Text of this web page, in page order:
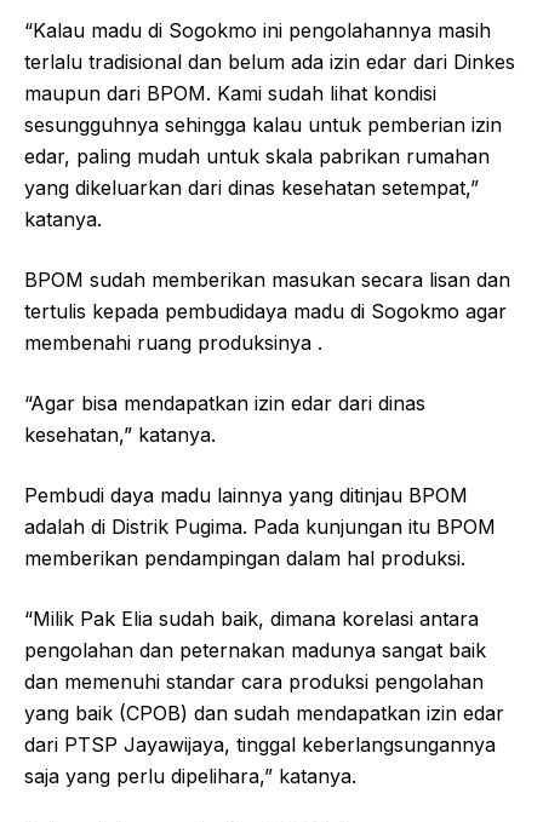
“Kalau madu di Sogokmo ini pengolahannya masih
terlalu tradisional dan belum ada izin edar dari Dinkes
maupun dari BPOM. Kami sudah lihat kondisi
sesungguhnya sehingga kalau untuk pemberian izin
edar, paling mudah untuk skala pabrikan rumahan
yang dikeluarkan dari dinas kesehatan setempat,”
katanya.
BPOM sudah memberikan masukan secara lisan dan
tertulis kepada pembudidaya madu di Sogokmo agar
membenahi ruang produksinya .
“Agar bisa mendapatkan izin edar dari dinas
kesehatan,” katanya.
Pembudi daya madu lainnya yang ditinjau BPOM
adalah di Distrik Pugima. Pada kunjungan itu BPOM
memberikan pendampingan dalam hal produksi.
“Milik Pak Elia sudah baik, dimana korelasi antara
pengolahan dan peternakan madunya sangat baik
dan memenuhi standar cara produksi pengolahan
yang baik (CPOB) dan sudah mendapatkan izin edar
dari PTSP Jayawijaya, tinggal keberlangsungannya
saja yang perlu dipelihara,” katanya.